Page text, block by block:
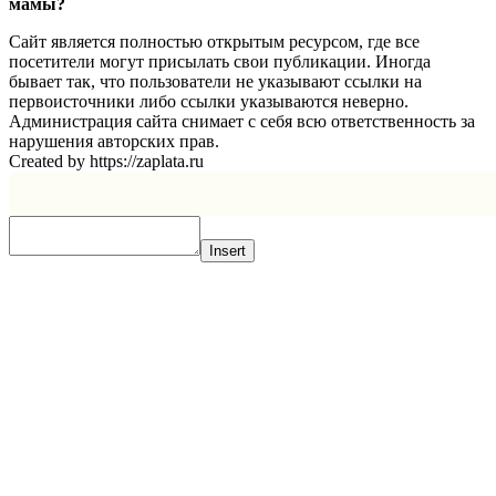
Сайт является полностью открытым ресурсом, где все
посетители могут присылать свои публикации. Иногда
бывает так, что пользователи не указывают ссылки на
первоисточники либо ссылки указываются неверно.
Администрация сайта снимает с себя всю ответственность за
нарушения авторских прав.
Created by https://zaplata.ru
Insert